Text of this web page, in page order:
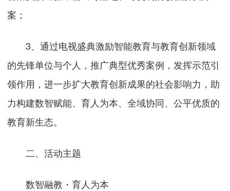
案；
3、通过电视盛典激励智能教育与教育创新领域
的先锋单位与个人，推广典型优秀案例，发挥示范引
领作用，进一步扩大教育创新成果的社会影响力，助
力构建数智赋能、育人为本、全域协同、公平优质的
教育新生态。
二、活动主题
数智融教・育人为本